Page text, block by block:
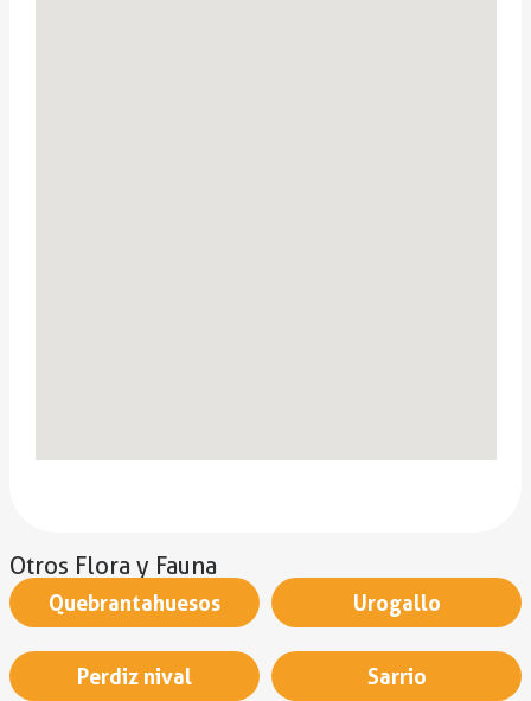
Otros Flora y Fauna
Quebrantahuesos Urogallo
Perdiz nival Sarrio